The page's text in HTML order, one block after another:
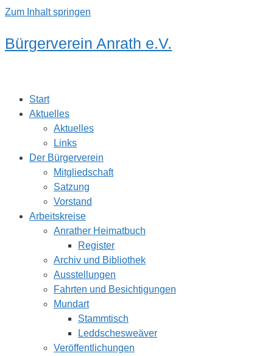
Zum Inhalt springen
Bürgerverein Anrath e.V.
Start
Aktuelles
Aktuelles
Links
Der Bürgerverein
Mitgliedschaft
Satzung
Vorstand
Arbeitskreise
Anrather Heimatbuch
Register
Archiv und Bibliothek
Ausstellungen
Fahrten und Besichtigungen
Mundart
Stammtisch
Leddschesweäver
Veröffentlichungen